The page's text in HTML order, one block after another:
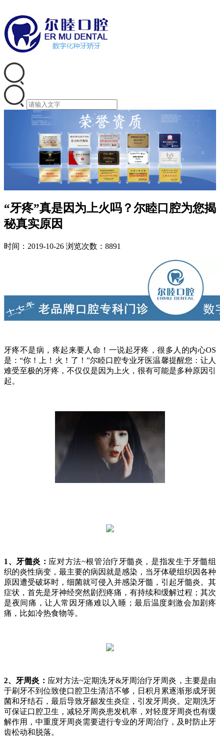
“牙疼”真是因为上火吗？尔睦口腔为您揭
秘真实原因
时间：2019-10-26 浏览次数：8891
牙疼不是病，疼起来要人命！一说起牙疼，很多人的内心OS
是：“你！上！火！了！”尔睦口腔专业牙医温馨提醒您：让人
难受至极的牙疼，不仅仅是因为上火，很有可能是多种原因引
起。
1、牙髓炎： 应对方法~根管治疗牙髓炎，是指发生于牙髓组
织的炎性病变，最主要的病因就是感染，当牙体硬组织因各种
原因遭受破坏时，细菌就可侵入并感染牙髓，引起牙髓炎。其
症状，首先是牙神经突然剧烈疼痛，有持续和缓解过程；其次
是夜间痛，让人常因牙痛难以入睡；最后温度刺激会加剧疼
痛，比如冷热食物等。
2、牙周炎： 应对方法~定期洗牙&牙周治疗牙周炎，主要是由
于刷牙不到位致使口腔卫生清洁不够，日积月累逐渐形成牙斑
菌和牙结石，最后导致牙龈发生炎症，引发牙周炎。定期洗牙
可保证口腔卫生，减轻牙周炎患发机率，对轻度牙周炎也有缓
解作用，中重度牙周炎需要进行专业的牙周治疗，及时防止牙
齿松动和脱落。